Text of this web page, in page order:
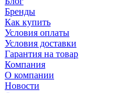
Бренды
Как купить
Условия оплаты
Условия доставки
Гарантия на товар
Компания
О компании
Новости